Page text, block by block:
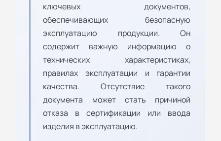
ключевых документов,
обеспечивающих безопасную
эксплуатацию продукции. Он
содержит важную информацию о
технических характеристиках,
правилах эксплуатации и гарантии
качества. Отсутствие такого
документа может стать причиной
отказа в сертификации или ввода
изделия в эксплуатацию.